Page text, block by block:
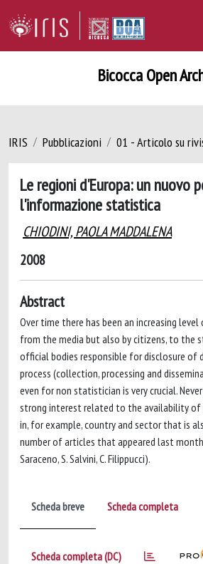
Bicocca Open
IRIS Pubblicazioni 01 - Articolo su
Le regioni d'Europa: un nuovo
l'informazione statistica
CHIODINI, PAOLA MADDALENA
2008
Abstract
Over time there has been an increasing
from the media but also by citizens, to the
official bodies responsible for disclosure of
process (collection, processing and
even for non statistician is very crucial.
strong interest related to the availability
in, for example, country and sector that is
number of articles that appeared last month
Saraceno, S. Salvini, C. Filippucci).
Scheda breve Scheda completa
Scheda completa (DC)